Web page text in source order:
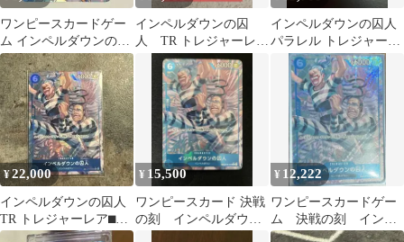
ワンピースカードゲー
ム インペルダウンの囚
人 OP16-042 トレジャ
ーレア
インペルダウンの囚
人 TR トレジャーレ
ア ワンピースカード
インペルダウンの囚人
パラレル トレジャーレ
¥22,000
インペルダウンの囚人
TR トレジャーレア⬛︎決
戦の刻 ワンピース
¥ 15,500
ワンピースカード 決戦
の刻 インペルダウン
¥ 12,222
ワンピースカードゲー
ム 決戦の刻 インペ
ルダウンの囚人 トレ